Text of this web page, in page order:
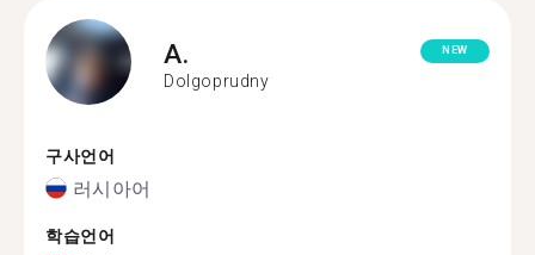
A.
Dolgoprudny
NEW
구사언어
러시아어
학습언어